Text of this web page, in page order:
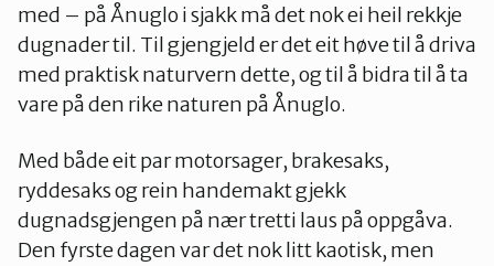
med – på Ånuglo i sjakk må det nok ei heil rekkje
dugnader til. Til gjengjeld er det eit høve til å driva
med praktisk naturvern dette, og til å bidra til å ta
vare på den rike naturen på Ånuglo.
Med både eit par motorsager, brakesaks,
ryddesaks og rein handemakt gjekk
dugnadsgjengen på nær tretti laus på oppgåva.
Den fyrste dagen var det nok litt kaotisk, men